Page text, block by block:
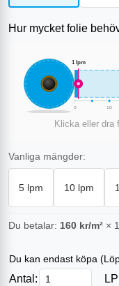
Hur mycket folie
1 lpm
0 10
Klicka eller dra
Vanliga mängder:
5 lpm 10 lpm
Du betalar: 160 kr/m² ×
Du kan endast köpa (
Antal: